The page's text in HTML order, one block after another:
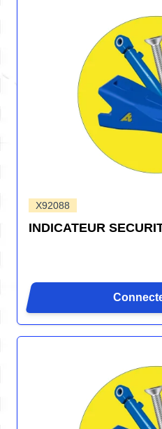
X92088
INDICATEUR